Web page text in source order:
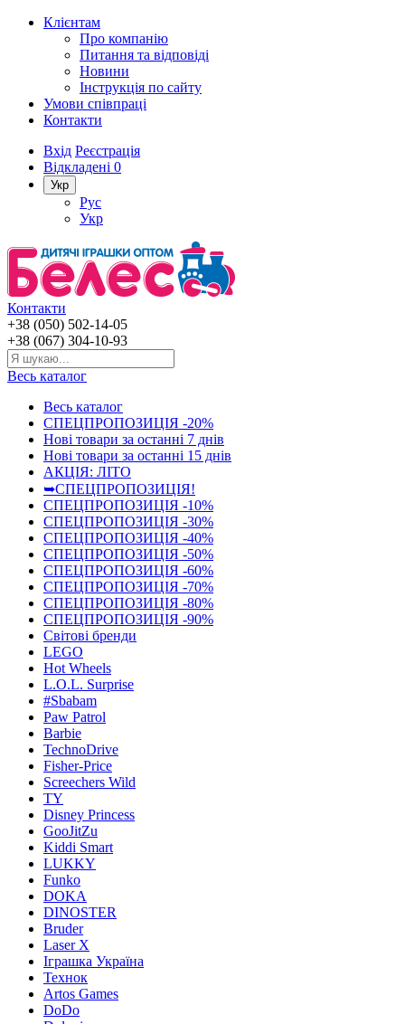
Клієнтам
Про компанію
Питання та відповіді
Новини
Інструкція по сайту
Умови співпраці
Контакти
Вхід Реєстрація
Відкладені 0
Укр
Рус
Укр
Контакти
+38 (050) 502-14-05
+38 (067) 304-10-93
Весь каталог
Весь каталог
СПЕЦПРОПОЗИЦІЯ -20%
Нові товари за останнi 7 днiв
Нові товари за останнi 15 днiв
АКЦІЯ: ЛІТО
➥СПЕЦПРОПОЗИЦІЯ!
СПЕЦПРОПОЗИЦІЯ -10%
СПЕЦПРОПОЗИЦІЯ -30%
СПЕЦПРОПОЗИЦІЯ -40%
СПЕЦПРОПОЗИЦІЯ -50%
СПЕЦПРОПОЗИЦІЯ -60%
СПЕЦПРОПОЗИЦІЯ -70%
СПЕЦПРОПОЗИЦІЯ -80%
СПЕЦПРОПОЗИЦІЯ -90%
Світові бренди
LEGO
Hot Wheels
L.O.L. Surprise
#Sbabam
Paw Patrol
Barbie
TechnoDrive
Fisher-Price
Screechers Wild
TY
Disney Princess
GooJitZu
Kiddi Smart
LUKKY
Funko
DOKA
DINOSTER
Bruder
Laser X
Іграшка Україна
Технок
Artos Games
DoDo